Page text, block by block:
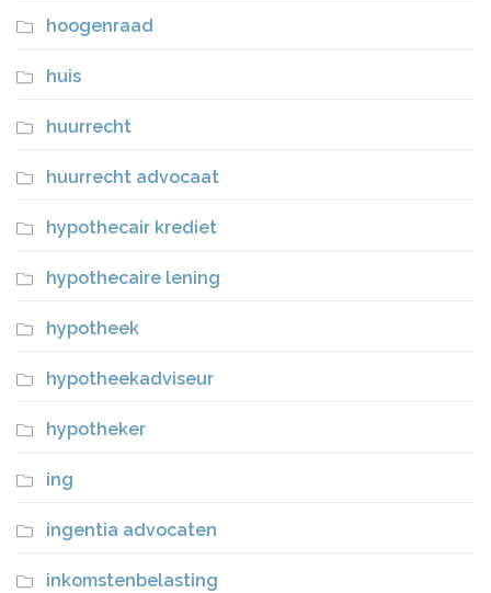
hoogenraad
huis
huurrecht
huurrecht advocaat
hypothecair krediet
hypothecaire lening
hypotheek
hypotheekadviseur
hypotheker
ing
ingentia advocaten
inkomstenbelasting